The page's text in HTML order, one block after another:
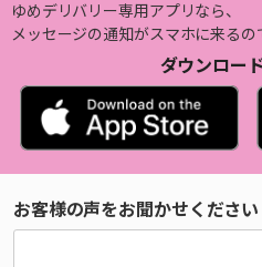
ゆめデリバリー専用アプリなら、
メッセージの通知がスマホに来るの
ダウンロー
お客様の声をお聞かせください